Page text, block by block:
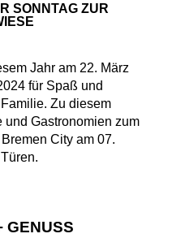
SONNTAG ZUR
Jahr am 22. März
für Spaß und
Zu diesem
und Gastronomien zum
City am 07.
GENUSS